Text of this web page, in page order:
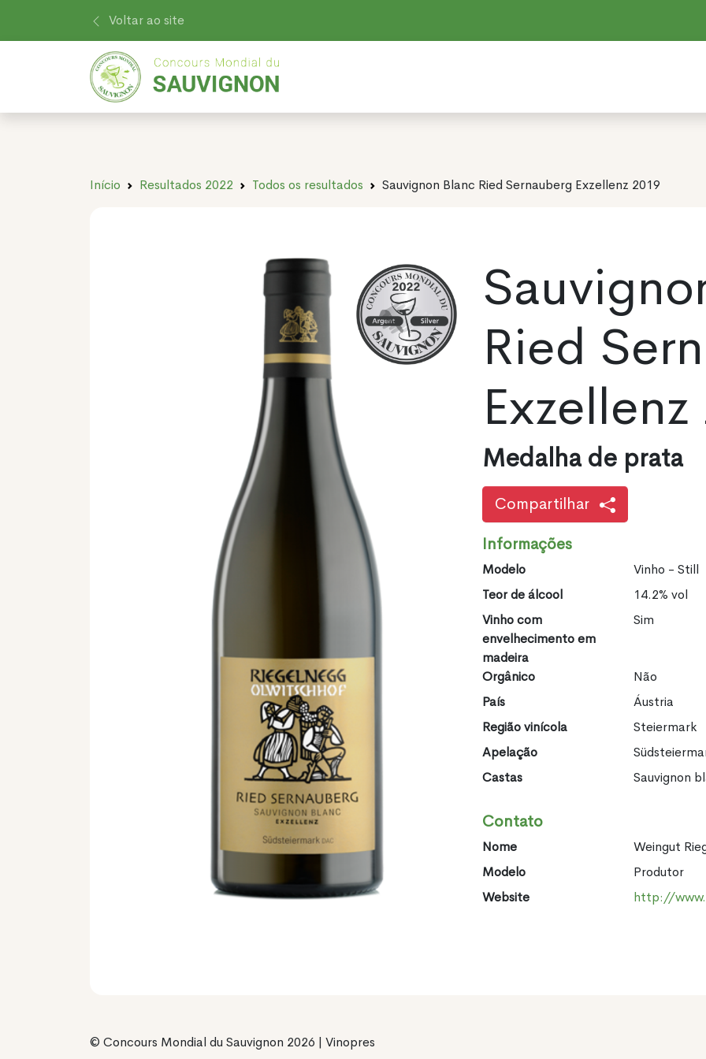
Voltar ao site
Início Resultados 2022 Todos os resultados Sauvignon Blanc Ried Sernauberg Exzellenz 2019
Ried
Medalha de prata
Compartilhar
Informações
Modelo
Vinho - Still
Teor de álcool
14.2% vol
Vinho com
envelhecimento em
madeira
Sim
Orgânico
Não
País
Áustria
Região vinícola
Steiermark
Apelação
Castas
Sauvignon
Contato
Nome
Weingut
Modelo
Produtor
Website
http://
© Concours Mondial du Sauvignon 2026 | Vinopres